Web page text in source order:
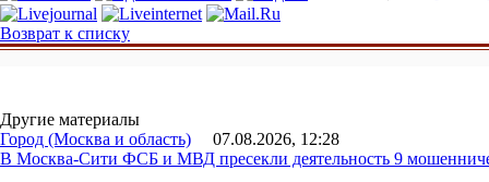
Возврат к списку
Другие материалы
Город (Москва и область) 07.08.2026, 12:28
В Москва-Сити ФСБ и МВД пресекли деятельность 9